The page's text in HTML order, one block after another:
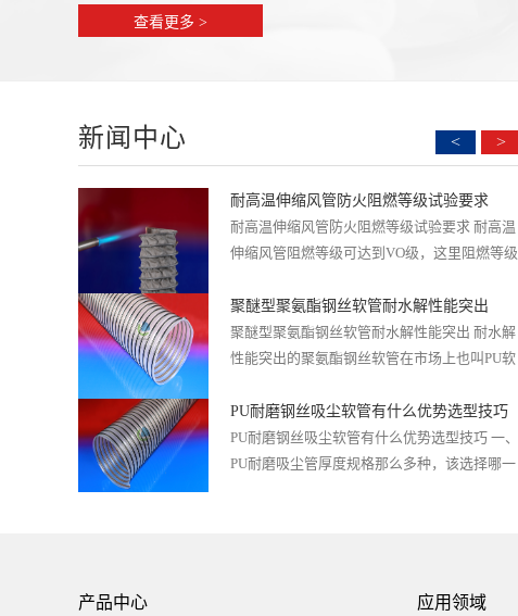
查看更多 >
新闻中心
耐高温伸缩风管防火阻燃等级试验要求
耐高温伸缩风管防火阻燃等级试验要求 耐高温
伸缩风管阻燃等级可达到VO级，这里阻燃等级
聚醚型聚氨酯钢丝软管耐水解性能突出
聚醚型聚氨酯钢丝软管耐水解性能突出 耐水解
性能突出的聚氨酯钢丝软管在市场上也叫PU软
PU耐磨钢丝吸尘软管有什么优势选型技巧
PU耐磨钢丝吸尘软管有什么优势选型技巧 一、
PU耐磨吸尘管厚度规格那么多种，该选择哪一
尘软管、吸口装置、和集尘箱等部分。扫...
< >
产品中心 应用领域